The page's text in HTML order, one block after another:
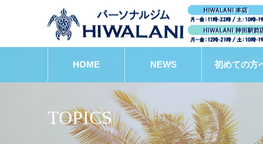
HOME NEWS 初めての方
TOPICS